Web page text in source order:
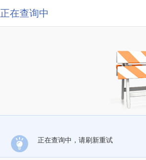
正在查询中
正在查询中，请刷新重试